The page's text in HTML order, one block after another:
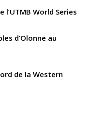
World Series
d’Olonne au
de la Western